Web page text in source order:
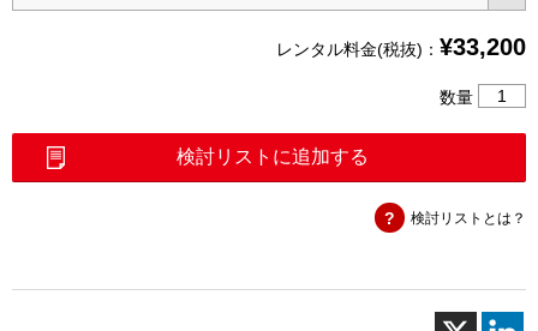
レンタル料金(税抜)： ¥33,200
数量
ョ
ェ
ネ
検討リストに追加する
検討リストとは？